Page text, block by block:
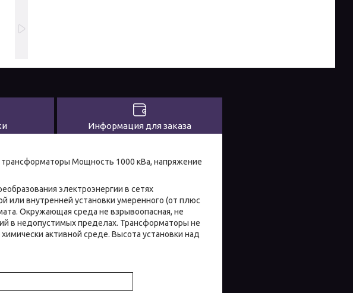
Информация для заказа
Мощность 1000 кВа, напряжение
электроэнергии в сетях
или внутренней установки умеренного (от плюс
Окружающая среда не взрывоопасная, не
в недопустимых пределах. Трансформаторы не
активной среде. Высота установки над